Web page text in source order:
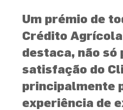
Um prémio de
Crédito
destaca, não só
satisfação do
principalmente
experiência de